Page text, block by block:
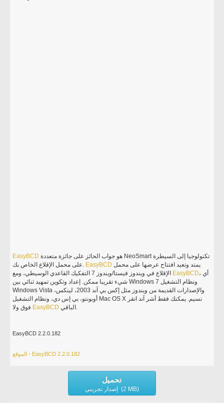
EasyBCD هو جواب الحائز على جائزة متعددة NeoSmart تكنولوجيا إلى السيطرة
على محمل الإقلاع الخاص بك. EasyBCD يمتد وتعيد افتتاح عرضها على محمل
EasyBCD، أي
شيء تقريبا ممكن. إعداد وتكوين تمهيد ثنائي بين Windows 7 ونظام التشغيل
Windows Vista والإصدارات القديمة من ويندوز مثل إكس بي آند 2003، لينكس،
أوبونتو، بي إس دي، ونظام التشغيل Mac OS X نسيم. يمكنك فقط أشر آند انقر
EasyBCD الباقي.
EasyBCD 2.2.0.182
الموقع - EasyBCD 2.2.0.182
تحميل
إصدار تجريبي (2 MB)